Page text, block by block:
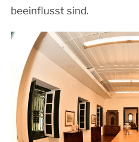
beeinflusst sind.